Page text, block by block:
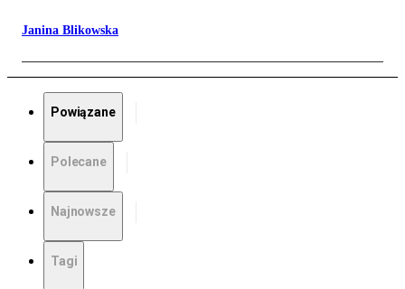
Janina Blikowska
Powiązane
Polecane
Najnowsze
Tagi